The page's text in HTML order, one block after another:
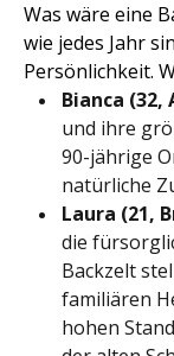
Was wäre eine
wie jedes Jahr
Persönlichkeit.
Bianca (32,
und ihre
90-jährige
natürliche
Laura (21,
die
Backzelt
familiären
hohen